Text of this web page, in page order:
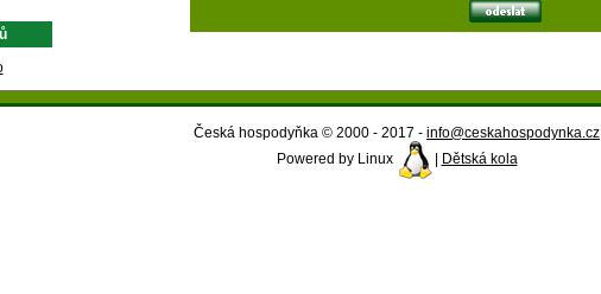
Česká hospodyňka © 2000 - 2017 - info@ceskahospodynka.cz
Powered by Linux
Dětská kola